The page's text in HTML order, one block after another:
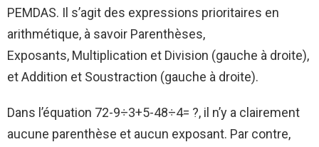
PEMDAS. Il s’agit des expressions prioritaires en
arithmétique, à savoir Parenthèses,
Exposants, Multiplication et Division (gauche à droite),
et Addition et Soustraction (gauche à droite).
Dans l’équation 72-9÷3+5-48÷4= ?, il n’y a clairement
aucune parenthèse et aucun exposant. Par contre,